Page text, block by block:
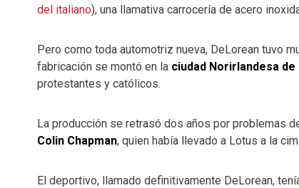
del italiano), una llamativa carrocería de acero
Pero como toda automotriz nueva, DeLorean tuvo
fabricación se montó en la ciudad Norirlandesa
protestantes y católicos.
La producción se retrasó dos años por problemas
Colin Chapman, quien había llevado a Lotus a la
El deportivo, llamado definitivamente DeLorean,